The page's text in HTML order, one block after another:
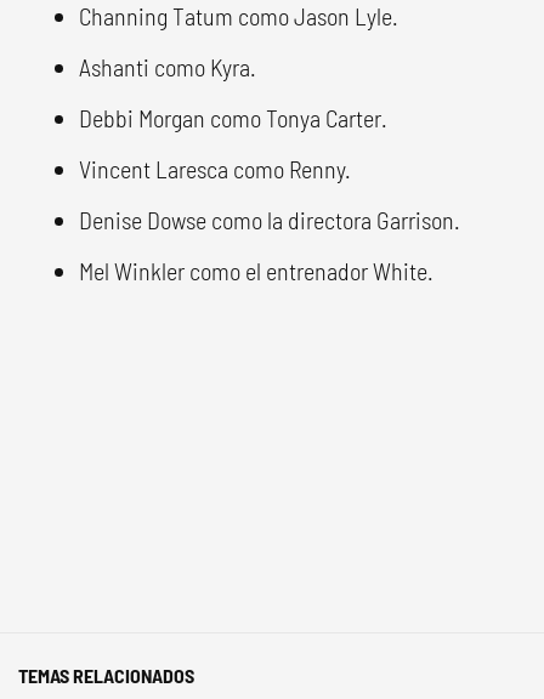
Channing Tatum como Jason Lyle.
Ashanti como Kyra.
Debbi Morgan como Tonya Carter.
Vincent Laresca como Renny.
Denise Dowse como la directora Garrison.
Mel Winkler como el entrenador White.
TEMAS RELACIONADOS